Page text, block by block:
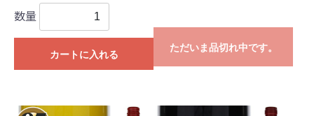
数量
カートに入れる
ただいま品切れ中です。